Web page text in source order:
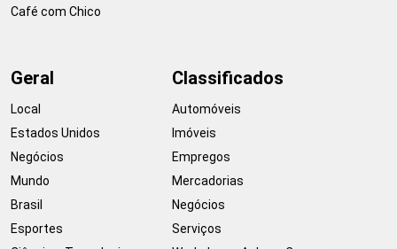
Café com Chico
Geral
Local
Estados Unidos
Negócios
Mundo
Brasil
Esportes
Classificados
Automóveis
Imóveis
Empregos
Mercadorias
Negócios
Serviços